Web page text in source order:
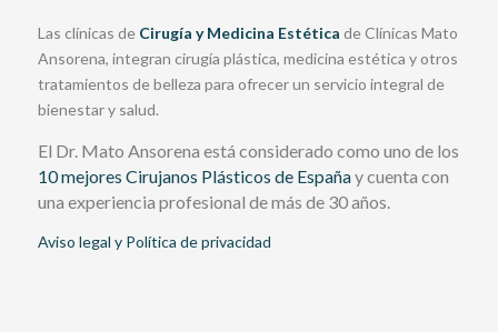
Las clínicas de Cirugía y Medicina Estética de Clínicas Mato
Ansorena, integran cirugía plástica, medicina estética y otros
tratamientos de belleza para ofrecer un servicio integral de
bienestar y salud.
El Dr. Mato Ansorena está considerado como uno de los
10 mejores Cirujanos Plásticos de Españay cuenta con
una experiencia profesional de más de 30 años.
Aviso legal y Política de privacidad